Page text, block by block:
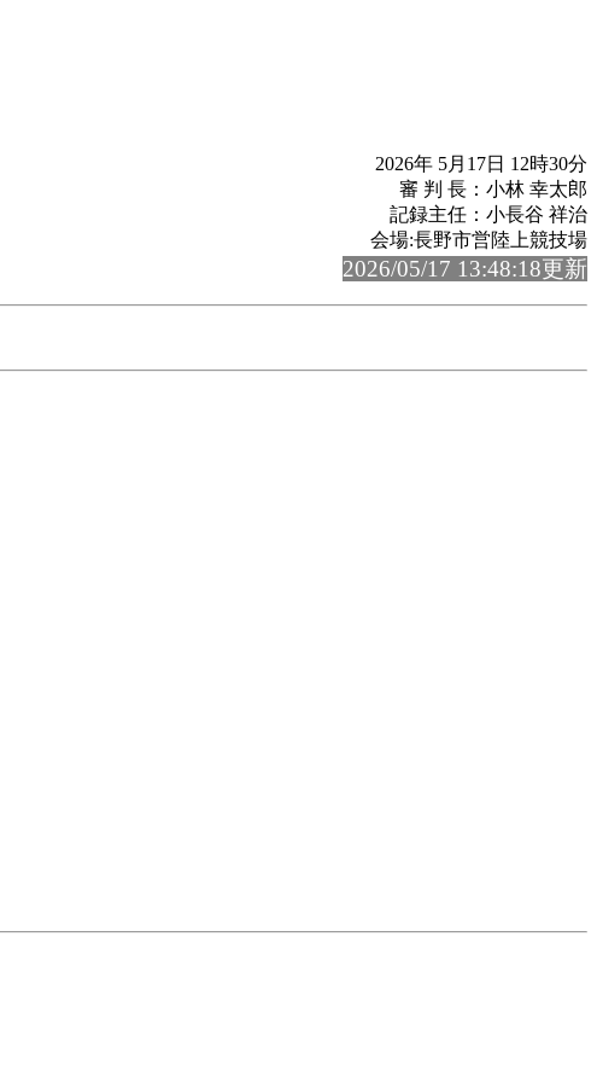
2026年 5月17日 12時30分
審 判 長：小林 幸太郎
記録主任：小長谷 祥治
会場:長野市営陸上競技場
2026/05/17 13:48:18更新